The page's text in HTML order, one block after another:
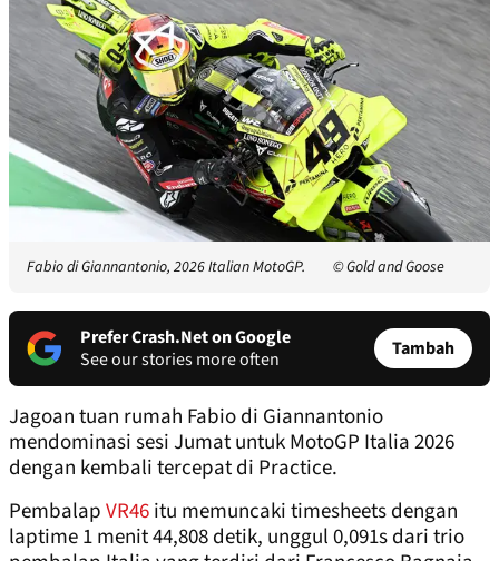
Fabio di Giannantonio, 2026 Italian MotoGP. © Gold and Goose
Prefer Crash.Net on Google
See our stories more often
Tambah
Jagoan tuan rumah Fabio di Giannantonio
mendominasi sesi Jumat untuk MotoGP Italia 2026
dengan kembali tercepat di Practice.
PembalapVR46itu memuncaki timesheets dengan
laptime 1 menit 44,808 detik, unggul 0,091s dari trio